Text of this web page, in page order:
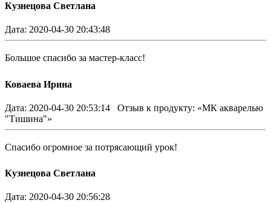
Кузнецова Светлана
Дата: 2020-04-30 20:43:48
Большое спасибо за мастер-класс!
Коваева Ирина
Дата: 2020-04-30 20:53:14
Отзыв к продукту: «МК акварелью
"Тишина"»
Спасибо огромное за потрясающий урок!
Кузнецова Светлана
Дата: 2020-04-30 20:56:28